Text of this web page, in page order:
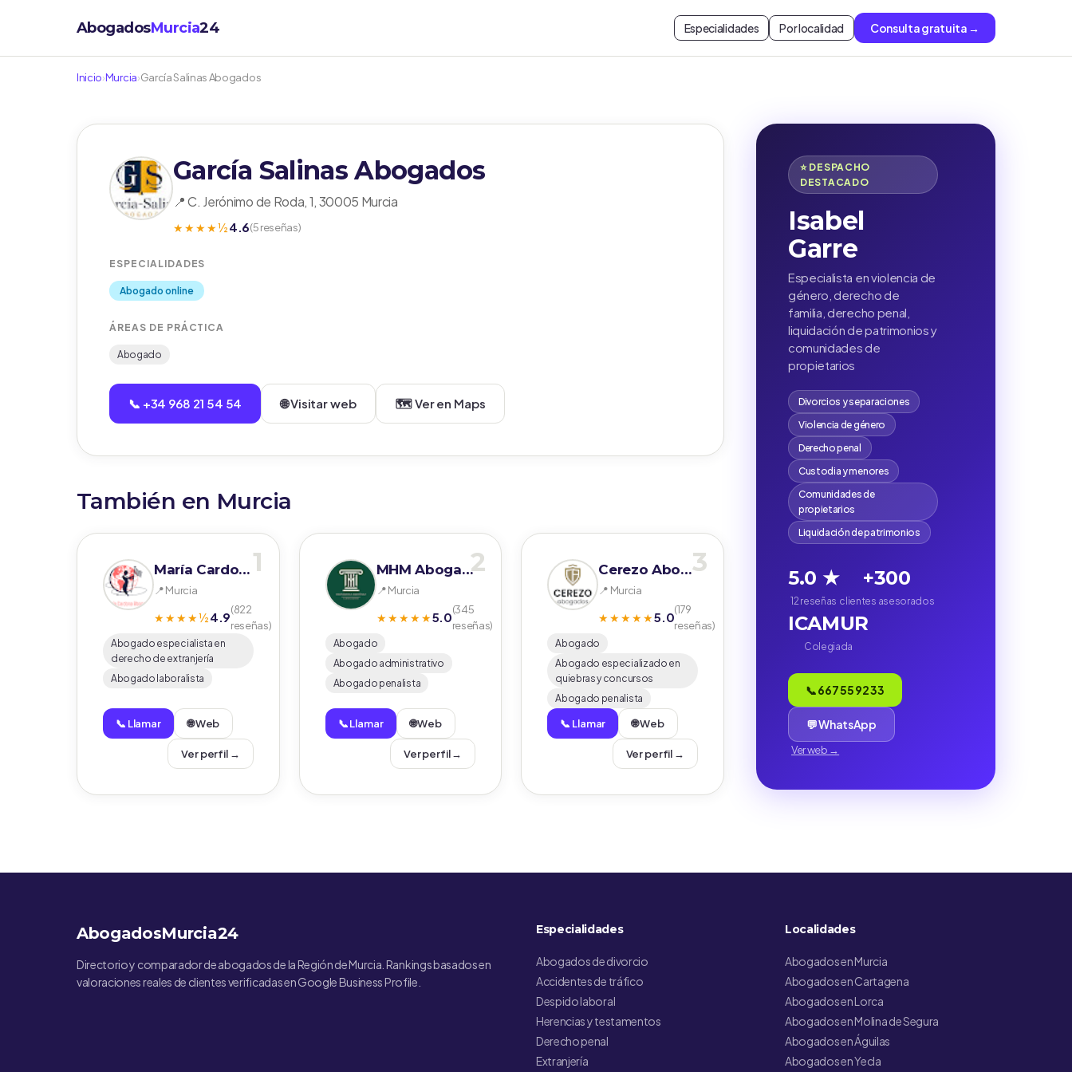
AbogadosMurcia24 Especialidades Por localidad Consulta gratuita →
Inicio›Murcia›García Salinas Abogados
García Salinas Abogados
📍 C. Jerónimo de Roda, 1, 30005 Murcia
★★★★½4.6(5 reseñas)
ESPECIALIDADES
Abogado online
ÁREAS DE PRÁCTICA
Abogado
📞 +34 968 21 54 54 🌐 Visitar web 🗺️ Ver en Maps
También en Murcia
1
María Cardona Abogados
📍 Murcia
★★★★½4.9(822
reseñas)
Abogado especialista en
derecho de extranjería
Abogado laboralista
📞 Llamar 🌐 Web
Ver perfil →
2
MHM Abogados
📍 Murcia
★★★★★5.0(345
reseñas)
Abogado
Abogado administrativo
Abogado penalista
📞 Llamar 🌐 Web
Ver perfil →
3
Cerezo Abogados
📍 Murcia
★★★★★5.0(179
reseñas)
Abogado
Abogado especializado en
quiebras y concursos
Abogado penalista
📞 Llamar 🌐 Web
Ver perfil →
⭐ DESPACHO
DESTACADO
Isabel
Garre
Especialista en violencia de
género, derecho de
familia, derecho penal,
liquidación de patrimonios y
comunidades de
propietarios
Divorcios y separaciones
Violencia de género
Derecho penal
Custodia y menores
Comunidades de
propietarios
Liquidación de patrimonios
5.0 ★
12 reseñas
+300
clientes asesorados
ICAMUR
Colegiada
📞 667 55 92 33
💬 WhatsApp
Ver web →
AbogadosMurcia24
Directorio y comparador de abogados de la Región de Murcia. Rankings basados en
valoraciones reales de clientes verificadas en Google Business Profile.
Especialidades
Abogados de divorcio
Accidentes de tráfico
Despido laboral
Herencias y testamentos
Derecho penal
Extranjería
Localidades
Abogados en Murcia
Abogados en Cartagena
Abogados en Lorca
Abogados en Molina de Segura
Abogados en Águilas
Abogados en Yecla